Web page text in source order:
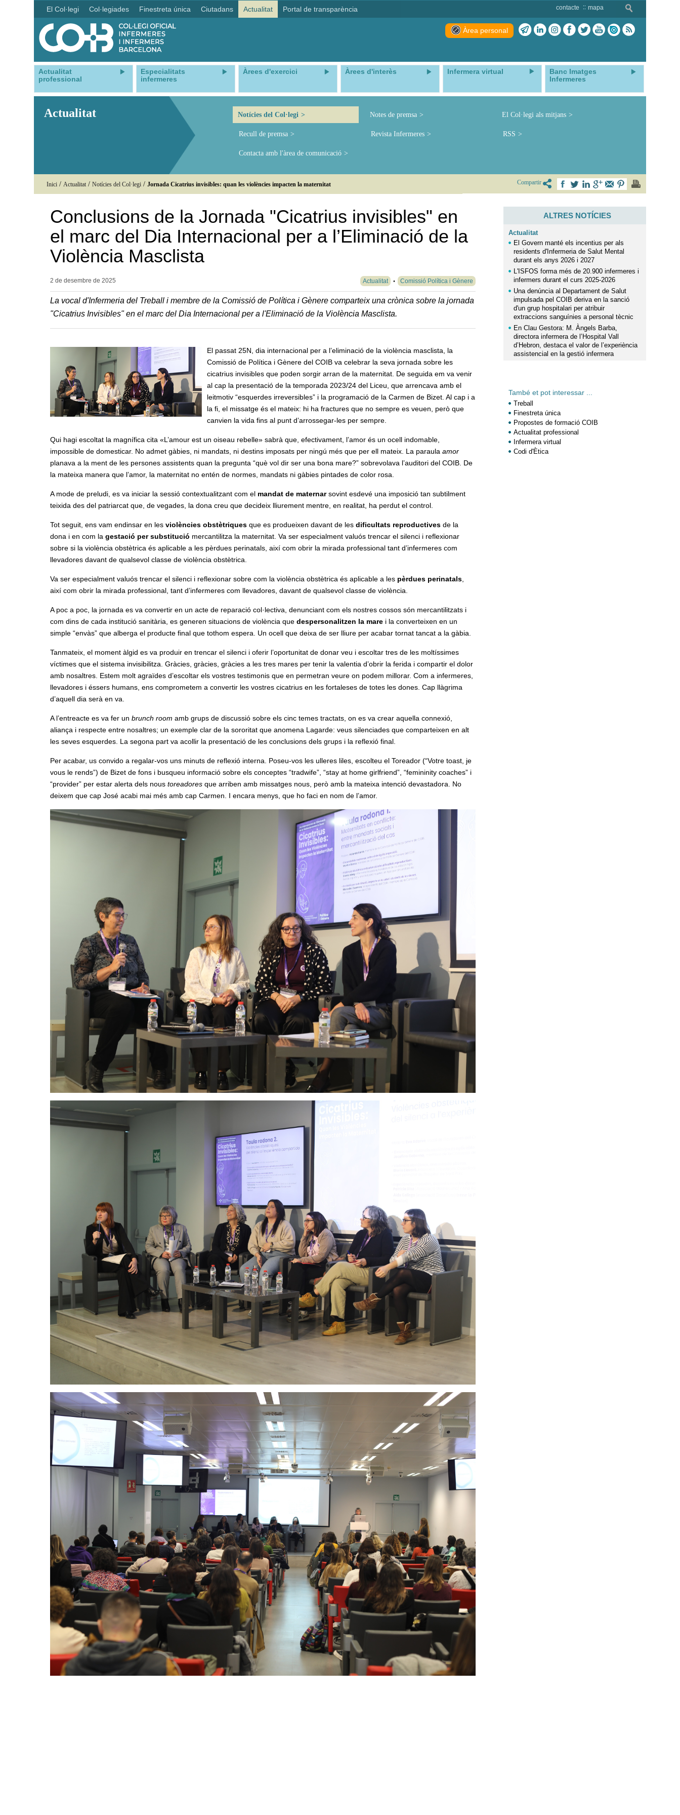
El Col·legi Col·legiades Finestreta única Ciutadans Actualitat Portal de transparència contacte mapa
Àrea personal
Actualitat
professional
Especialitats
infermeres
Àrees d'exercici Àrees d'interès Infermera virtual
Banc Imatges
Infermeres
Actualitat Notícies del Col·legi Notes de premsa El Col·legi als mitjans
Recull de premsa Revista Infermeres RSS
Contacta amb l'àrea de comunicació
Inici / Actualitat / Notícies del Col·legi / Jornada Cicatrius invisibles: quan les violències impacten la maternitat Compartir
Conclusions de la Jornada "Cicatrius invisibles" en
el marc del Dia Internacional per a l’Eliminació de la
Violència Masclista
2 de desembre de 2025 Actualitat Comissió Política i Gènere
La vocal d'Infermeria del Treball i membre de la Comissió de Política i Gènere comparteix una crònica sobre la jornada
"Cicatrius Invisibles" en el marc del Dia Internacional per a l'Eliminació de la Violència Masclista.
El passat 25N, dia internacional per a l’eliminació de la violència masclista, la
Comissió de Política i Gènere del COIB va celebrar la seva jornada sobre les
cicatrius invisibles que poden sorgir arran de la maternitat. De seguida em va venir
al cap la presentació de la temporada 2023/24 del Liceu, que arrencava amb el
leitmotiv “esquerdes irreversibles” i la programació de la Carmen de Bizet. Al cap i a
la fi, el missatge és el mateix: hi ha fractures que no sempre es veuen, però que
canvien la vida fins al punt d’arrossegar-les per sempre.
Qui hagi escoltat la magnífica cita «L’amour est un oiseau rebelle» sabrà que, efectivament, l’amor és un ocell indomable,
impossible de domesticar. No admet gàbies, ni mandats, ni destins imposats per ningú més que per ell mateix. La paraula amor
planava a la ment de les persones assistents quan la pregunta “què vol dir ser una bona mare?” sobrevolava l’auditori del COIB. De
la mateixa manera que l’amor, la maternitat no entén de normes, mandats ni gàbies pintades de color rosa.
A mode de preludi, es va iniciar la sessió contextualitzant com el mandat de maternarsovint esdevé una imposició tan subtilment
teixida des del patriarcat que, de vegades, la dona creu que decideix lliurement mentre, en realitat, ha perdut el control.
Tot seguit, ens vam endinsar en les violències obstètriques que es produeixen davant de les dificultats reproductives de la
dona i en com la gestació per substitució mercantilitza la maternitat. Va ser especialment valuós trencar el silenci i reflexionar
sobre si la violència obstètrica és aplicable a les pèrdues perinatals, així com obrir la mirada professional tant d’infermeres com
llevadores davant de qualsevol classe de violència obstètrica.
Va ser especialment valuós trencar el silenci i reflexionar sobre com la violència obstètrica és aplicable a les pèrdues perinatals
així com obrir la mirada professional, tant d’infermeres com llevadores, davant de qualsevol classe de violència.
A poc a poc, la jornada es va convertir en un acte de reparació col·lectiva, denunciant com els nostres cossos són mercantilitzats i
com dins de cada institució sanitària, es generen situacions de violència que despersonalitzen la mare i la converteixen en un
simple “envàs” que alberga el producte final que tothom espera. Un ocell que deixa de ser lliure per acabar tornat tancat a la gàbia.
Tanmateix, el moment àlgid es va produir en trencar el silenci i oferir l’oportunitat de donar veu i escoltar tres de les moltíssimes
víctimes que el sistema invisibilitza. Gràcies, gràcies, gràcies a les tres mares per tenir la valentia d’obrir la ferida i compartir el dolor
amb nosaltres. Estem molt agraïdes d’escoltar els vostres testimonis que en permetran veure on podem millorar. Com a infermeres,
llevadores i éssers humans, ens comprometem a convertir les vostres cicatrius en les fortaleses de totes les dones. Cap llàgrima
d’aquell dia serà en va.
A l’entreacte es va fer un brunch room amb grups de discussió sobre els cinc temes tractats, on es va crear aquella connexió,
aliança i respecte entre nosaltres; un exemple clar de la sororitat que anomena Lagarde: veus silenciades que comparteixen en alt
les seves esquerdes. La segona part va acollir la presentació de les conclusions dels grups i la reflexió final.
Per acabar, us convido a regalar-vos uns minuts de reflexió interna. Poseu-vos les ulleres liles, escolteu el Toreador (“Votre toast, je
vous le rends”) de Bizet de fons i busqueu informació sobre els conceptes “tradwife”, “stay at home girlfriend”, “femininity coaches” i
“provider” per estar alerta dels nous toreadores que arriben amb missatges nous, però amb la mateixa intenció devastadora. No
deixem que cap José acabi mai més amb cap Carmen. I encara menys, que ho faci en nom de l’amor.
ALTRES NOTÍCIES
Actualitat
El Govern manté els incentius per als
residents d'Infermeria de Salut Mental
durant els anys 2026 i 2027
L'ISFOS forma més de 20.900 infermeres i
infermers durant el curs 2025-2026
Una denúncia al Departament de Salut
impulsada pel COIB deriva en la sanció
d'un grup hospitalari per atribuir
extraccions sanguínies a personal tècnic
En Clau Gestora: M. Àngels Barba,
directora infermera de l’Hospital Vall
d’Hebron, destaca el valor de l’experiència
assistencial en la gestió infermera
També et pot interessar ...
Treball
Finestreta única
Propostes de formació COIB
Actualitat professional
Infermera virtual
Codi d'Ètica